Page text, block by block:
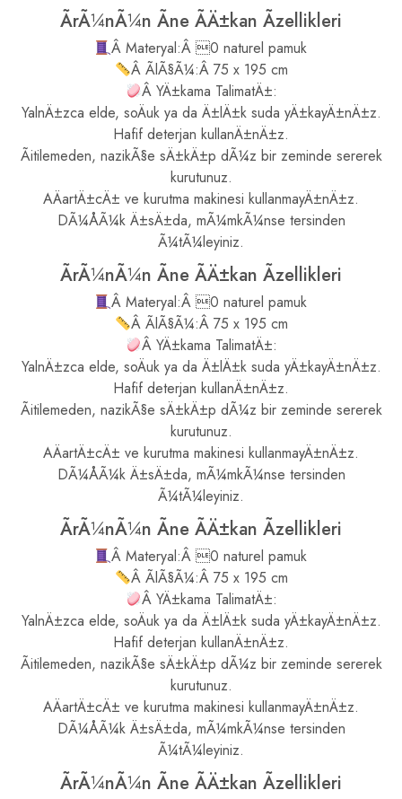
ÃrÃ¼nÃ¼n Ãne ÃÄ±kan Ãzellikleri
Â Materyal:Â 0 naturel pamuk
Â ÃlÃ§Ã¼:Â 75 x 195 cm
Â YÄ±kama TalimatÄ±:
YalnÄ±zca elde, soÄuk ya da Ä±lÄ±k suda yÄ±kayÄ±nÄ±z.
Hafif deterjan kullanÄ±nÄ±z.
Ãitilemeden, nazikÃ§e sÄ±kÄ±p dÃ¼z bir zeminde sererek
kurutunuz.
AÄartÄ±cÄ± ve kurutma makinesi kullanmayÄ±nÄ±z.
DÃ¼ÅÃ¼k Ä±sÄ±da, mÃ¼mkÃ¼nse tersinden
Ã¼tÃ¼leyiniz.
ÃrÃ¼nÃ¼n Ãne ÃÄ±kan Ãzellikleri
Â Materyal:Â 0 naturel pamuk
Â ÃlÃ§Ã¼:Â 75 x 195 cm
Â YÄ±kama TalimatÄ±:
YalnÄ±zca elde, soÄuk ya da Ä±lÄ±k suda yÄ±kayÄ±nÄ±z.
Hafif deterjan kullanÄ±nÄ±z.
Ãitilemeden, nazikÃ§e sÄ±kÄ±p dÃ¼z bir zeminde sererek
kurutunuz.
AÄartÄ±cÄ± ve kurutma makinesi kullanmayÄ±nÄ±z.
DÃ¼ÅÃ¼k Ä±sÄ±da, mÃ¼mkÃ¼nse tersinden
Ã¼tÃ¼leyiniz.
ÃrÃ¼nÃ¼n Ãne ÃÄ±kan Ãzellikleri
Â Materyal:Â 0 naturel pamuk
Â ÃlÃ§Ã¼:Â 75 x 195 cm
Â YÄ±kama TalimatÄ±:
YalnÄ±zca elde, soÄuk ya da Ä±lÄ±k suda yÄ±kayÄ±nÄ±z.
Hafif deterjan kullanÄ±nÄ±z.
Ãitilemeden, nazikÃ§e sÄ±kÄ±p dÃ¼z bir zeminde sererek
kurutunuz.
AÄartÄ±cÄ± ve kurutma makinesi kullanmayÄ±nÄ±z.
DÃ¼ÅÃ¼k Ä±sÄ±da, mÃ¼mkÃ¼nse tersinden
Ã¼tÃ¼leyiniz.
ÃrÃ¼nÃ¼n Ãne ÃÄ±kan Ãzellikleri